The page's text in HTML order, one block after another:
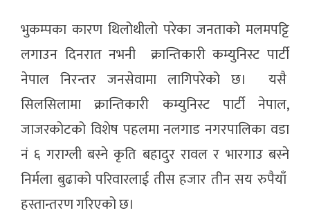
भुकम्पका कारण थिलोथीलो परेका जनताको मलमपट्टि
लगाउन दिनरात नभनी क्रान्तिकारी कम्युनिस्ट पार्टी
नेपाल निरन्तर जनसेवामा लागिपरेको छ। यसै
सिलसिलामा क्रान्तिकारी कम्युनिस्ट पार्टी नेपाल,
जाजरकाेटको विशेष पहलमा नलगाड नगरपालिका वडा
नं ६ गराग्ली बस्ने कृति बहादुर रावल र भारगाउ बस्ने
निर्मला बुढाको परिवारलाई तीस हजार तीन सय रुपैयाँ
हस्तान्तरण गरिएको छ।